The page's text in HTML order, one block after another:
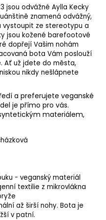
jsou odvážné Aylla Kecky
znamená odvážný,
ze stereotypu a
jsou kožené barefootové
dopřejí Vašim nohám
bota Vám poslouží
Ať už jdete do města,
nikdy nešlápnete
a preferujete veganské
je přímo pro vás.
materiálem,
- veganský materiál
textilie z mikrovlákna
až širší nohy. Bota je
v patní.